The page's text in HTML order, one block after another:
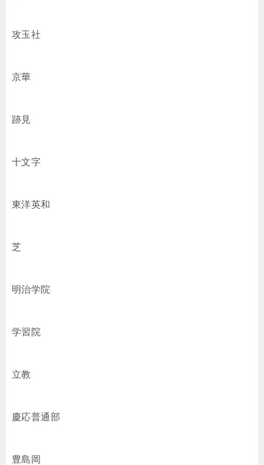
攻玉社
京華
跡見
十文字
東洋英和
芝
明治学院
学習院
立教
慶応普通部
豊島岡